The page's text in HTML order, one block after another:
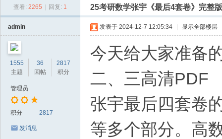
查看: 2265 回复: 1 25考研数学张宇《最后4套卷》完整
admin
1555
主题
36
回帖
2817
积分
管理员
积分 2817
发消息
发表于 2024-12-7 12:05:34 显示全部楼层
今天给大家准备
二、三高清PDF
张宇最后四套卷
等多个部分。高